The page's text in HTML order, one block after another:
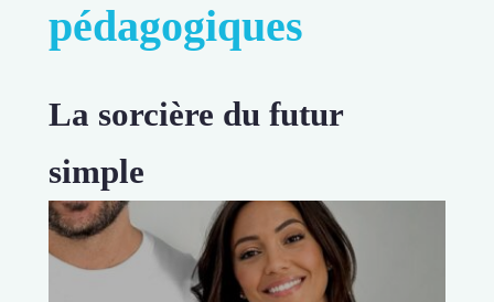
pédagogiques
La sorcière du futur
simple